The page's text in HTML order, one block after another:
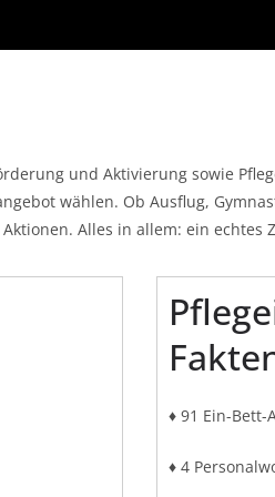
und Aktivierung sowie
wählen. Ob Ausflug,
Alles in allem: ein
♦ 91 Ein-
♦ 4